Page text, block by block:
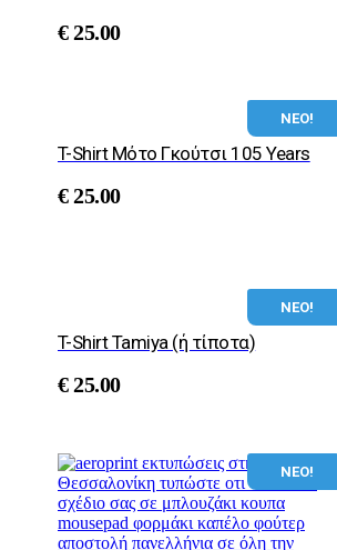
€ 25.00
ΝΕΟ!
T-Shirt Μότο Γκούτσι 105 Years
€ 25.00
ΝΕΟ!
T-Shirt Tamiya (ή τίποτα)
€ 25.00
ΝΕΟ!